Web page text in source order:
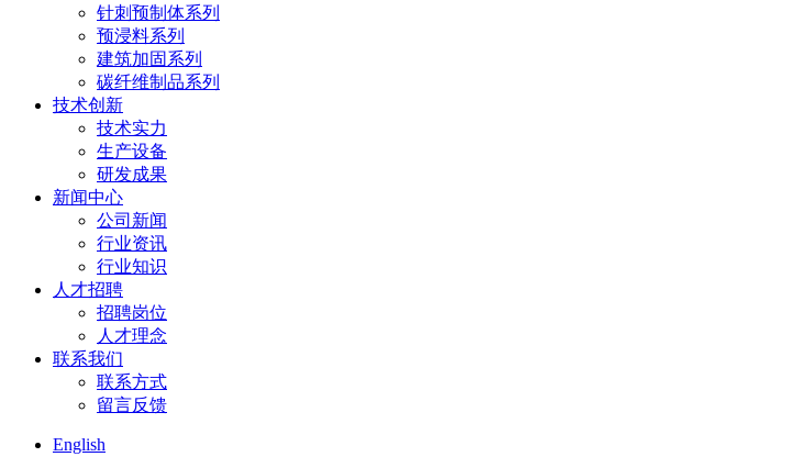
针刺预制体系列
预浸料系列
建筑加固系列
碳纤维制品系列
技术创新
技术实力
生产设备
研发成果
新闻中心
公司新闻
行业资讯
行业知识
人才招聘
招聘岗位
人才理念
联系我们
联系方式
留言反馈
English